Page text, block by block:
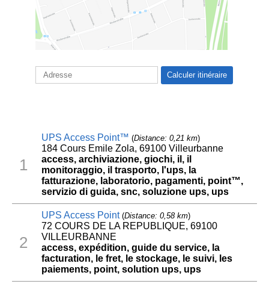
1
UPS Access Point™ (Distance: 0,21 km)
184 Cours Emile Zola, 69100 Villeurbanne
access, archiviazione, giochi, il, il
monitoraggio, il trasporto, l'ups, la
fatturazione, laboratorio, pagamenti, point™,
servizio di guida, snc, soluzione ups, ups
2
UPS Access Point(Distance: 0,58 km)
72 COURS DE LA REPUBLIQUE, 69100
VILLEURBANNE
access, expédition, guide du service, la
facturation, le fret, le stockage, le suivi, les
paiements, point, solution ups, ups